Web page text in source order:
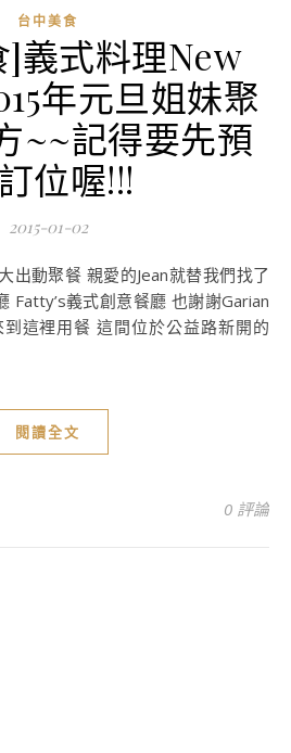
台中美食
]義式料理New
年元旦姐妹聚
~~記得要先預
位喔!!!
2015-01-02
Fatty’s義式創意餐廳 也謝謝Garian
這裡用餐 這間位於公益路新開的
閱讀全文
0 評論